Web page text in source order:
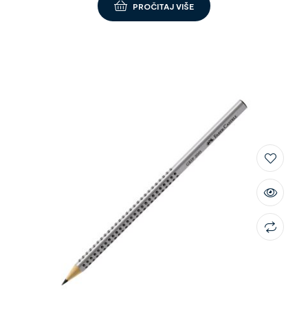
PROČITAJ VIŠE